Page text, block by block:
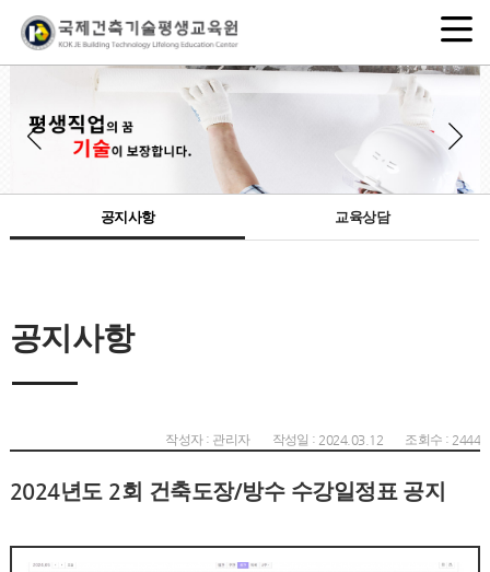
공지사항 교육상담
공지사항
작성자 : 관리자 작성일 : 2024.03.12 조회수 : 2444
2024년도 2회 건축도장/방수 수강일정표 공지